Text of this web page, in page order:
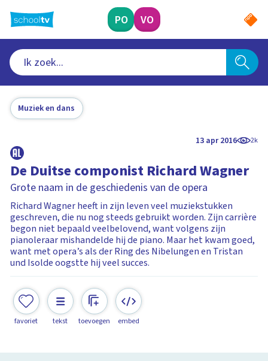
naar
hoofdinhoud
PO VO
Muziek en dans
13 apr 2016 2k
De Duitse componist Richard Wagner
Grote naam in de geschiedenis van de opera
Richard Wagner heeft in zijn leven veel muziekstukken
geschreven, die nu nog steeds gebruikt worden. Zijn carrière
begon niet bepaald veelbelovend, want volgens zijn
pianoleraar mishandelde hij de piano. Maar het kwam goed,
want met opera’s als der Ring des Nibelungen en Tristan
und Isolde oogstte hij veel succes.
favoriet tekst toevoegen embed